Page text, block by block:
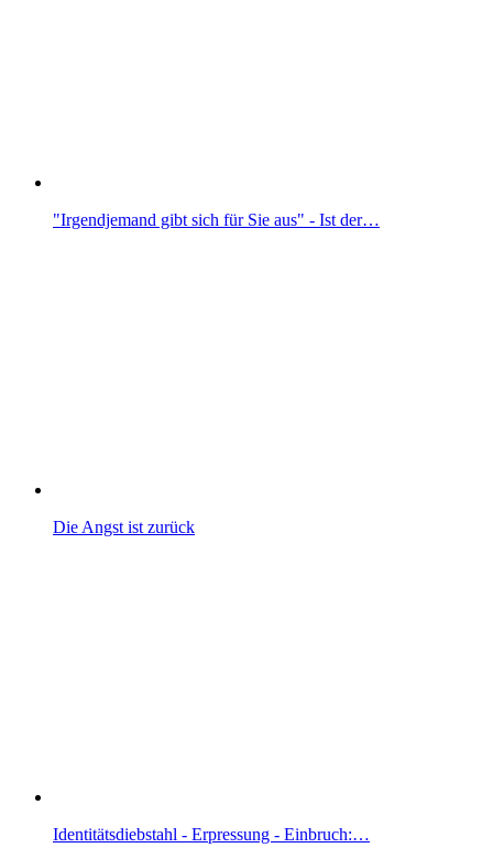
"Irgendjemand gibt sich für Sie aus" - Ist der…
Die Angst ist zurück
Identitätsdiebstahl - Erpressung - Einbruch:…